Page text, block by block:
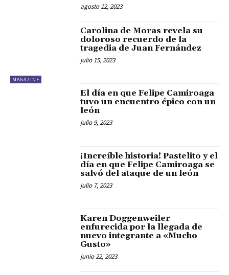
agosto 12, 2023
MAGAZINE
Carolina de Moras revela su
doloroso recuerdo de la
tragedia de Juan Fernández
julio 15, 2023
El día en que Felipe Camiroaga
tuvo un encuentro épico con un
león
julio 9, 2023
¡Increíble historia! Pastelito y el
día en que Felipe Camiroaga se
salvó del ataque de un león
julio 7, 2023
Karen Doggenweiler
enfurecida por la llegada de
nuevo integrante a «Mucho
Gusto»
junio 22, 2023